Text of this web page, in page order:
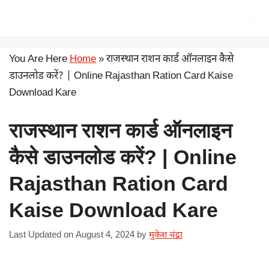
You Are HereHome»राजस्थान राशन कार्ड ऑनलाइन कैसे
डाउनलोड करें? | Online Rajasthan Ration Card Kaise
Download Kare
राजस्थान राशन कार्ड ऑनलाइन
कैसे डाउनलोड करें? | Online
Rajasthan Ration Card
Kaise Download Kare
Last Updated on August 4, 2024 by मुकेश चंद्रा